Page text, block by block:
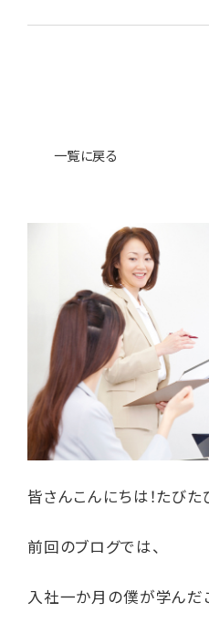
皆さんこんにちは！たび
前回のブログでは、
入社一か月の僕が学んだ
一覧に戻る